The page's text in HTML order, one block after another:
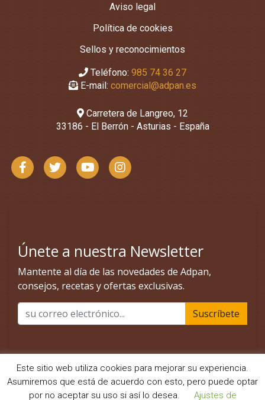
Aviso legal
Política de cookies
Sellos y reconocimientos
Teléfono: 985 74 36 27
E-mail: comercial@adpan.es
Carretera de Langreo, 12
33186 - El Berrón - Asturias - España
Este sitio web utiliza cookies para mejorar su experiencia.
Asumiremos que está de acuerdo con esto, pero puede optar
por no aceptar su uso si así lo desea.
Ajustes de